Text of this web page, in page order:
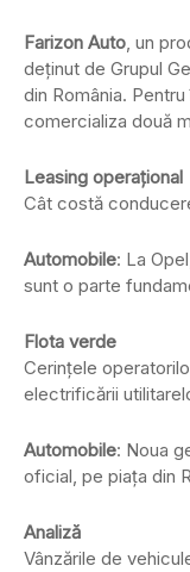
Farizon Auto, un
deținut de Grupul
din România.
comercializa două
Leasing operațional
Cât costă
Automobile: La
sunt o parte
Flota verde
Cerințele
electrificării
Automobile: Noua
oficial, pe piața din
Analiză
Vânzările de